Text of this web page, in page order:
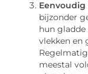
bijzonder
hun gladde
vlekken en
meestal